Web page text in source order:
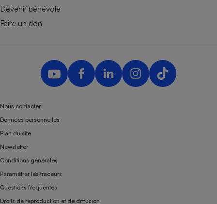
Devenir bénévole
Faire un don
Nous contacter
Données personnelles
Plan du site
Newsletter
Conditions générales
Paramétrer les traceurs
Questions fréquentes
Droits de reproduction et de diffusion